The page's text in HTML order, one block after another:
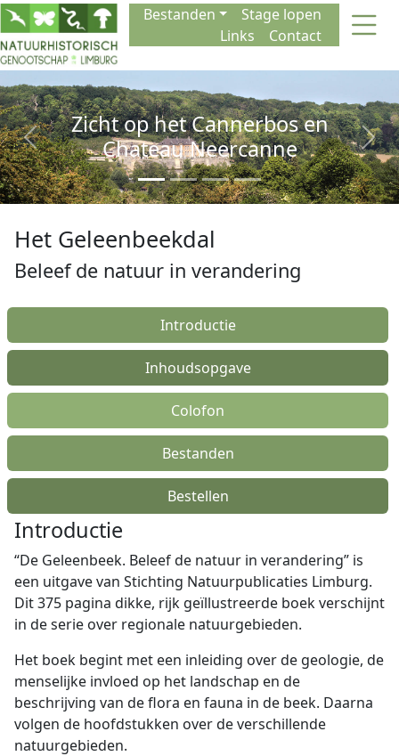
Naar de inhoud Bestanden
Stage lopen
Links
Contact
Zicht op het Cannerbos en
Chateau Neercanne
Previous Next
Het Geleenbeekdal
Beleef de natuur in verandering
Introductie
Inhoudsopgave
Colofon
Bestanden
Bestellen
Introductie
“De Geleenbeek. Beleef de natuur in verandering” is
een uitgave van Stichting Natuurpublicaties Limburg.
Dit 375 pagina dikke, rijk geïllustreerde boek verschijnt
in de serie over regionale natuurgebieden.
Het boek begint met een inleiding over de geologie, de
menselijke invloed op het landschap en de
beschrijving van de flora en fauna in de beek. Daarna
volgen de hoofdstukken over de verschillende
natuurgebieden.